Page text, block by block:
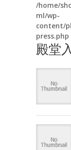
/home/
ml/wp-
content/
press.php
殿堂